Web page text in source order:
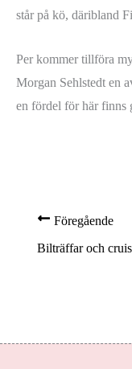
står på kö, däribland
Per kommer tillföra
Morgan Sehlstedt en
en fördel för här finns
Föregående
Bilträffar och